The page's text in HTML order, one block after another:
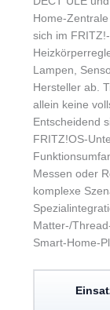
Home-
sich im
Lampen,
Hersteller ab.
allein keine
Entscheidend
FRITZ!OS-
Messen oder
komplexe
Matter-/
Smart-Home-